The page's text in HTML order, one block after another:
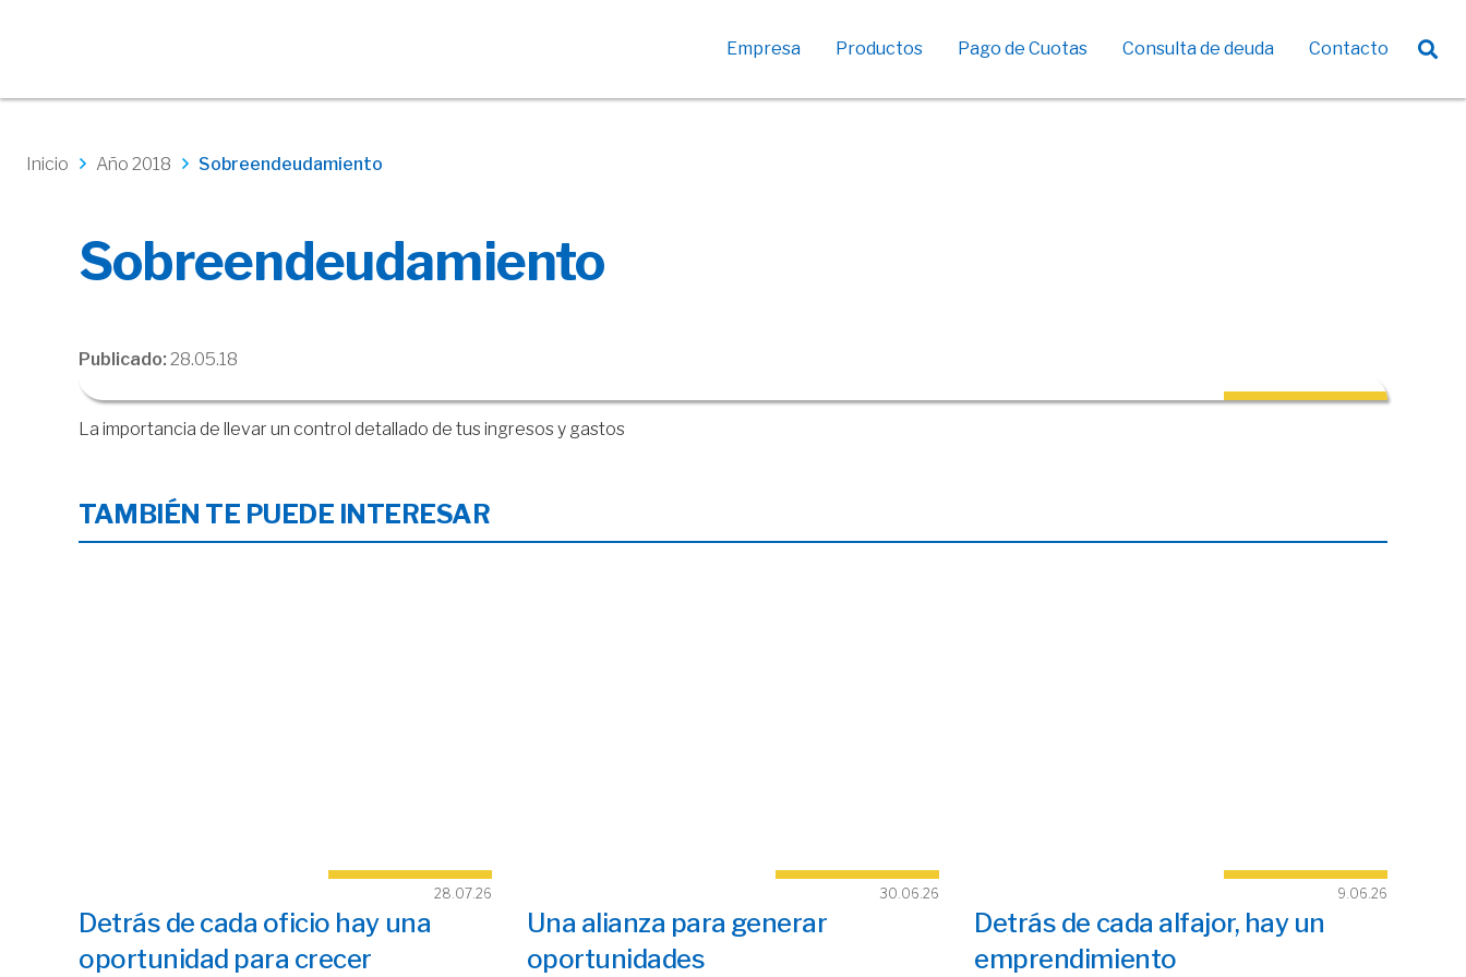
Empresa Productos Pago de Cuotas Consulta de deuda Contacto
Inicio Año 2018 Sobreendeudamiento
Sobreendeudamiento
Publicado: 28.05.18
La importancia de llevar un control detallado de tus ingresos y gastos
TAMBIÉN TE PUEDE INTERESAR
28.07.26
Detrás de cada oficio hay una
oportunidad para crecer
30.06.26
Una alianza para generar
oportunidades
9.06.26
Detrás de cada alfajor, hay un
emprendimiento